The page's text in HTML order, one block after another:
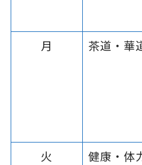
月 茶道・華
火 健康・体